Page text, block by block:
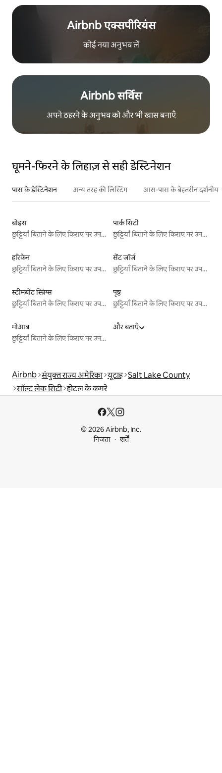
Airbnb एक्सपीरियंस
कोई नया अनुभव लें
Airbnb सर्विस
अपने ठहरने के अनुभव को और भी खास बनाएँ
घूमने-फिरने के लिहाज़ से सही डेस्टिनेशन
पास के डेस्टिनेशन अन्य तरह की लिस्टिंग आस-पास के बेहतरीन दर्शनीय
बोइस
छुट्टियाँ बिताने के लिए किराए पर उपलब्ध जगहें
पार्क सिटी
छुट्टियाँ बिताने के लिए किराए पर उपलब्ध जगहें
हरिकेन
छुट्टियाँ बिताने के लिए किराए पर उपलब्ध जगहें
सेंट जॉर्ज
छुट्टियाँ बिताने के लिए किराए पर उपलब्ध जगहें
स्टीमबोट स्प्रिंग्स
छुट्टियाँ बिताने के लिए किराए पर उपलब्ध जगहें
पृष्ठ
छुट्टियाँ बिताने के लिए किराए पर उपलब्ध जगहें
मोआब
छुट्टियाँ बिताने के लिए किराए पर उपलब्ध जगहें
और बताएँ
Airbnb संयुक्त राज्य अमेरिका यूटाह Salt Lake County
सॉल्ट लेक सिटी होटल के कमरे
© 2026 Airbnb, Inc.
निजता
शर्तें